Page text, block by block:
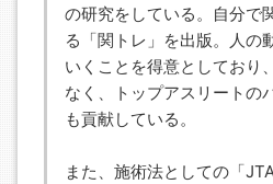
の研究をしている。自分で
る「関トレ」を出版。人の
いくことを得意としており
なく、トップアスリートの
も貢献している。
また、施術法としての「